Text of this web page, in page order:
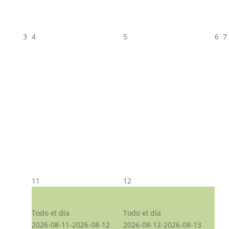
3 4 5 6 7
11
Todo el día
2026-08-11-2026-08-12
12
Todo el día
2026-08-12-2026-08-13